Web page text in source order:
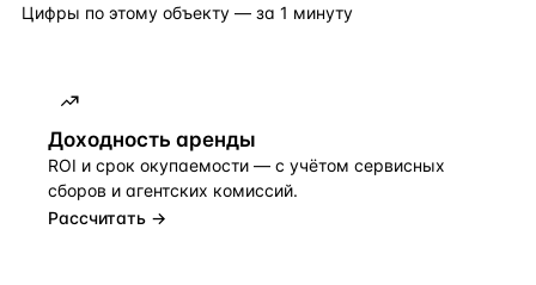
Цифры по этому объекту — за 1 минуту
Доходность аренды
ROI и срок окупаемости — с учётом сервисных
сборов и агентских комиссий.
Рассчитать →